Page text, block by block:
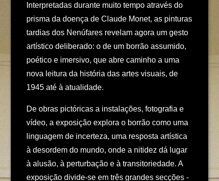
Interpretadas durante muito tempo através do
prisma da doença de Claude Monet, as pinturas
tardias dos Nenúfares revelam agora um gesto
artístico deliberado: o de um borrão assumido,
poético e imersivo, que abre caminho a uma
nova leitura da história das artes visuais, de
1945 até à atualidade.
De obras pictóricas a instalações, fotografia e
vídeo, a exposição explora o borrão como uma
linguagem de incerteza, uma resposta artística
à desordem do mundo, onde a nitidez dá lugar
à alusão, à perturbação e à transitoriedade. A
exposição divide-se em três grandes secções -